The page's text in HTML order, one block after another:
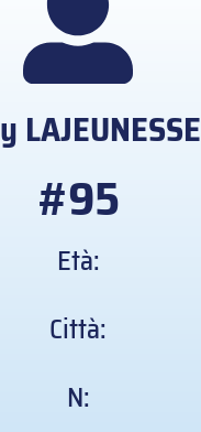
LAJEUNESSE
#95
Età:
Città:
N: